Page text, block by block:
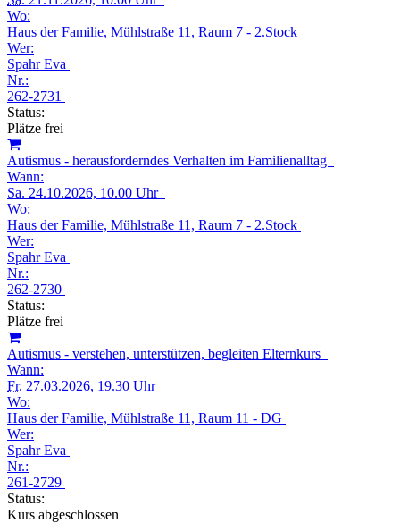
Wo:
Haus der Familie, Mühlstraße 11, Raum 7 - 2.Stock
Wer:
Spahr Eva
Nr.:
262-2731
Status:
Plätze frei
Autismus - herausforderndes Verhalten im Familienalltag
Wann:
Sa. 24.10.2026, 10.00 Uhr
Wo:
Haus der Familie, Mühlstraße 11, Raum 7 - 2.Stock
Wer:
Spahr Eva
Nr.:
262-2730
Status:
Plätze frei
Autismus - verstehen, unterstützen, begleiten Elternkurs
Wann:
Fr. 27.03.2026, 19.30 Uhr
Wo:
Haus der Familie, Mühlstraße 11, Raum 11 - DG
Wer:
Spahr Eva
Nr.:
261-2729
Status:
Kurs abgeschlossen